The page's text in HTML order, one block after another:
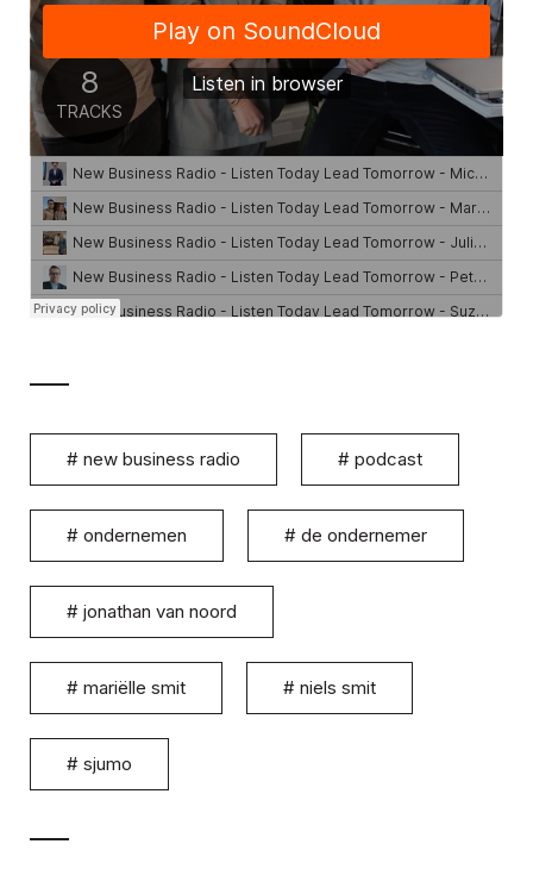
# new business radio # podcast
# ondernemen # de ondernemer
# jonathan van noord
# mariëlle smit # niels smit
# sjumo